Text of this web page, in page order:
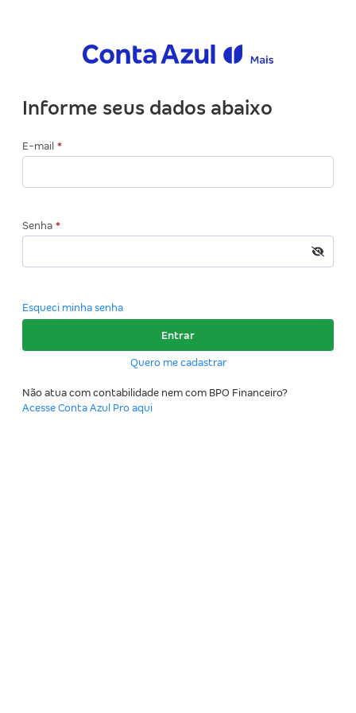
Informe seus dados abaixo
E-mail
Senha
Esqueci minha senha
Entrar
Quero me cadastrar
Não atua com contabilidade nem com BPO Financeiro?
Acesse Conta Azul Pro aqui